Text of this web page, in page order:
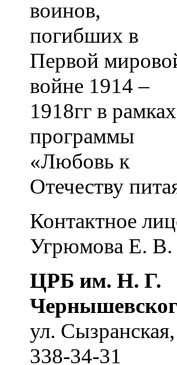
воинов,
погибших в
Первой
войне 1914 –
1918гг в рамках
программы
«Любовь к
Отечеству
Контактное
Угрюмова Е. В.
ЦРБ им. Н. Г.
ул.
338-34-31